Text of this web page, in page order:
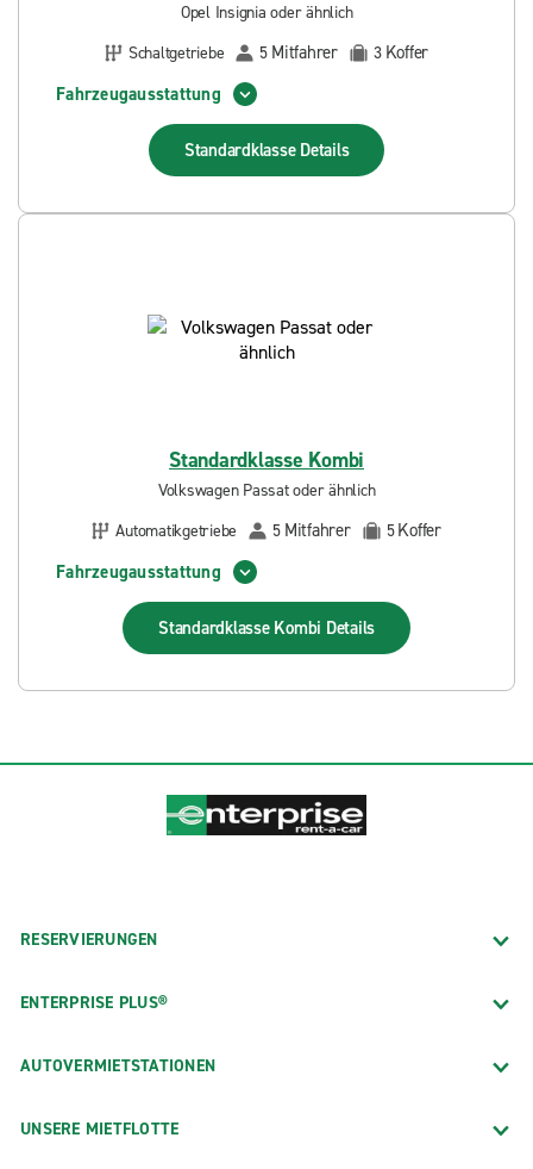
Opel Insignia oder ähnlich
Schaltgetriebe
5 Mitfahrer 3 Koffer
Fahrzeugausstattung
Standardklasse Details
Standardklasse Kombi
Volkswagen Passat oder ähnlich
Automatikgetriebe
5 Mitfahrer 5Koffer
Fahrzeugausstattung
Standardklasse Kombi Details
RESERVIERUNGEN
ENTERPRISE PLUS®
AUTOVERMIETSTATIONEN
UNSERE MIETFLOTTE